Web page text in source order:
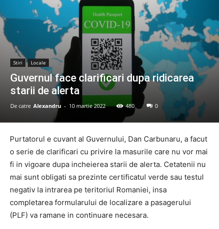
Stiri Locale
Guvernul face clarificari dupa ridicarea
starii de alerta
De catre Alexandru - 10 martie 2022 480 0
Purtatorul e cuvant al Guvernului, Dan Carbunaru, a facut
o serie de clarificari cu privire la masurile care nu vor mai
fi in vigoare dupa incheierea starii de alerta. Cetatenii nu
mai sunt obligati sa prezinte certificatul verde sau testul
negativ la intrarea pe teritoriul Romaniei, insa
completarea formularului de localizare a pasagerului
(PLF) va ramane in continuare necesara.